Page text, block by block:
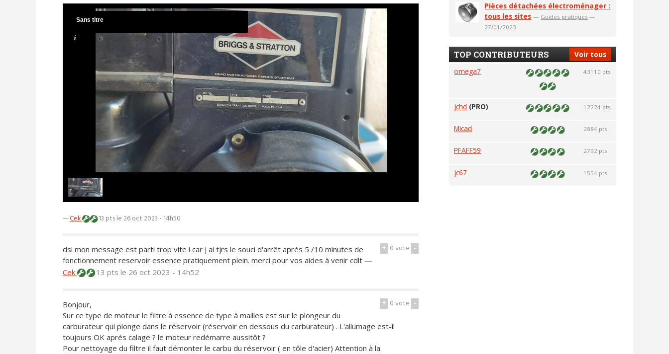
Sans titre
—Cek 13 ptsle 26 oct 2023 - 14h50
+ 0vote -
dsl mon message est parti trop vite ! car j ai tjrs le souci d'arrêt aprés 5 /10 minutes de
fonctionnement reservoir essence pratiquement plein. merci pour vos aides à venir cdlt —
Cek
13 pts le 26 oct 2023 - 14h52
+ 0vote -
Bonjour,
Sur ce type de moteur le filtre à essence de type à mailles est sur le plongeur du
carburateur qui plonge dans le réservoir (réservoir en dessous du carburateur) . L'allumage est-il
toujours OK aprés calage ? le moteur redémarre aussitôt ?
Pour nettoyage du filtre il faut démonter le carbu du réservoir ( en tôle d'acier) Attention à la
Pièces détachées électroménager :
tous les sites — Guides pratiques —
27/01/2023
Voir tous
TOP CONTRIBUTEURS
omega7 43110 pts
jchd (PRO) 12224 pts
Micad 2884 pts
PFAFF59 2792 pts
jc67 1554 pts